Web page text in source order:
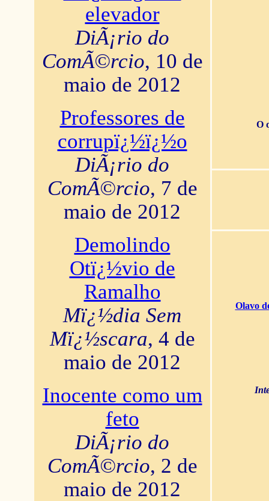
elevador
DiÃ¡rio do
ComÃ©rcio, 10 de
maio de 2012
Professores de
corrupï¿½ï¿½o
DiÃ¡rio do
ComÃ©rcio, 7 de
maio de 2012
Demolindo
Otï¿½vio de
Ramalho
Mï¿½dia Sem
Mï¿½scara, 4 de
maio de 2012
Inocente como um
feto
DiÃ¡rio do
ComÃ©rcio, 2 de
maio de 2012
O
Olavo